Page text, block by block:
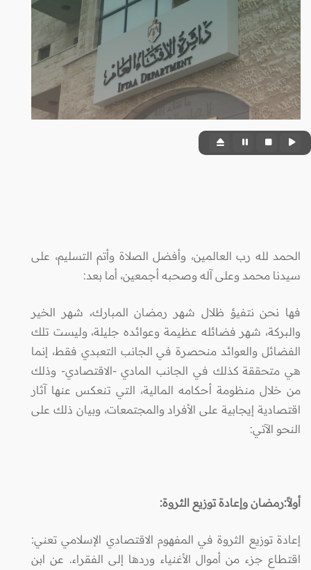
الحمد لله رب العالمين، وأفضل الصلاة وأتم التسليم، على
سيدنا محمد وعلى آله وصحبه أجمعين، أما بعد:
فها نحن نتفيؤ ظلال شهر رمضان المبارك، شهر الخير
والبركة، شهر فضائله عظيمة وعوائده جليلة، وليست تلك
الفضائل والعوائد منحصرة في الجانب التعبدي فقط، إنما
هي متحققة كذلك في الجانب المادي -الاقتصادي- وذلك
من خلال منظومة أحكامه المالية، التي تنعكس عنها آثار
اقتصادية إيجابية على الأفراد والمجتمعات، وبيان ذلك على
النحو الآتي:
أولاً:رمضان وإعادة توزيع الثروة:
إعادة توزيع الثروة في المفهوم الاقتصادي الإسلامي تعني:
اقتطاع جزء من أموال الأغنياء وردها إلى الفقراء. عن ابن